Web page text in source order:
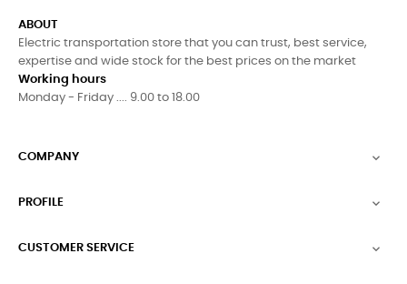
ABOUT
Electric transportation store that you can trust, best service,
expertise and wide stock for the best prices on the market
Working hours
Monday - Friday .... 9.00 to 18.00
COMPANY 
PROFILE 
CUSTOMER SERVICE 